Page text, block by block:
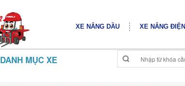
XE NÂNG DẦU XE NÂNG ĐIỆN
DANH MỤC XE